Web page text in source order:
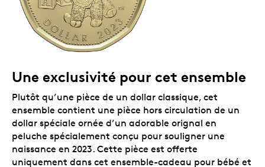
Il vient même avec une enveloppe spécialement
conçue.
Tirage limité.Tirage mondial limité à
100 000 exemplaires – commandez le vôtre sans
tarder!
Emballage
L’ensemble-cadeau pour bébé 2023 est présenté dans
une carte-cadeau. Les cinq pièces hors circulation se
trouvent dans un emballage-coque, dans le rabat
intérieur de la carte, avec un espace pour inscrire des
renseignements sur le bébé et rédiger un message à
la main. Et pour vous faciliter la vie, le tout
Une exclusivité pour cet ensemble
Plutôt qu’une pièce de un dollar classique, cet
ensemble contient une pièce hors circulation de un
dollar spéciale ornée d’un adorable orignal en
peluche spécialement conçu pour souligner une
naissance en 2023. Cette pièce est offerte
uniquement dans cet ensemble-cadeau pour bébé et